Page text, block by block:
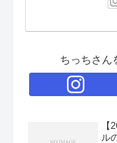
ちっちさん
【
ル